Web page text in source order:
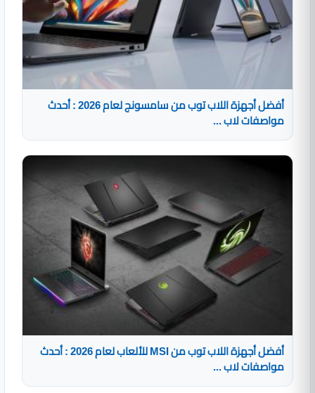
أفضل أجهزة اللاب توب من سامسونج لعام 2026 : أحدث
مواصفات لاب ...
أفضل أجهزة اللاب توب من MSI للألعاب لعام 2026 : أحدث
مواصفات لاب ...